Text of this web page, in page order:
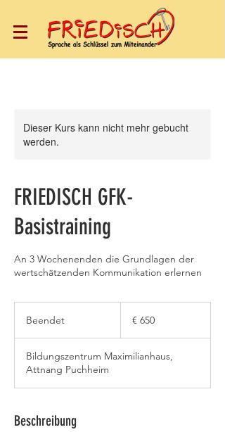
Dieser Kurs kann nicht mehr gebucht
werden.
FRIEDISCH GFK-
Basistraining
An 3 Wochenenden die Grundlagen der
wertschätzenden Kommunikation erlernen
Beendet
n
d
e
€ 650
Bildungszentrum Maximilianhaus,
Attnang Puchheim
Beschreibung